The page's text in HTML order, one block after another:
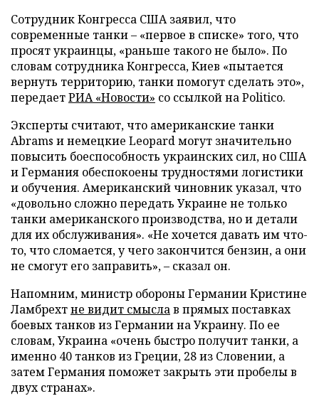
Сотрудник Конгресса США заявил, что
современные танки – «первое в списке» того, что
просят украинцы, «раньше такого не было». По
словам сотрудника Конгресса, Киев «пытается
вернуть территорию, танки помогут сделать это»,
передаетРИА «Новости» со ссылкой на Politico.
Эксперты считают, что американские танки
Abrams и немецкие Leopard могут значительно
повысить боеспособность украинских сил, но США
и Германия обеспокоены трудностями логистики
и обучения. Американский чиновник указал, что
«довольно сложно передать Украине не только
танки американского производства, но и детали
для их обслуживания». «Не хочется давать им что-
то, что сломается, у чего закончится бензин, а они
не смогут его заправить», – сказал он.
Напомним, министр обороны Германии Кристине
Ламбрехтне видит смыслав прямых поставках
боевых танков из Германии на Украину. По ее
словам, Украина «очень быстро получит танки, а
именно 40 танков из Греции, 28 из Словении, а
затем Германия поможет закрыть эти пробелы в
двух странах».